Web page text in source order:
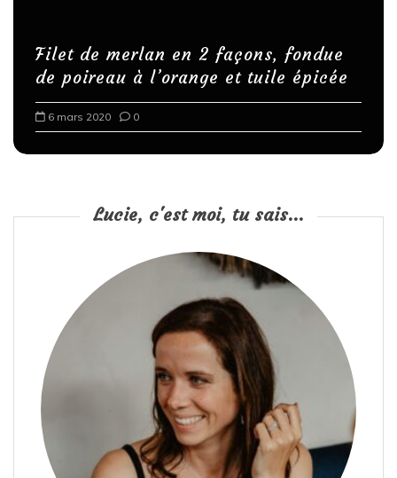
Filet de merlan en 2 façons, fondue
de poireau à l’orange et tuile épicée
6 mars 2020 0
Lucie, c'est moi, tu sais...